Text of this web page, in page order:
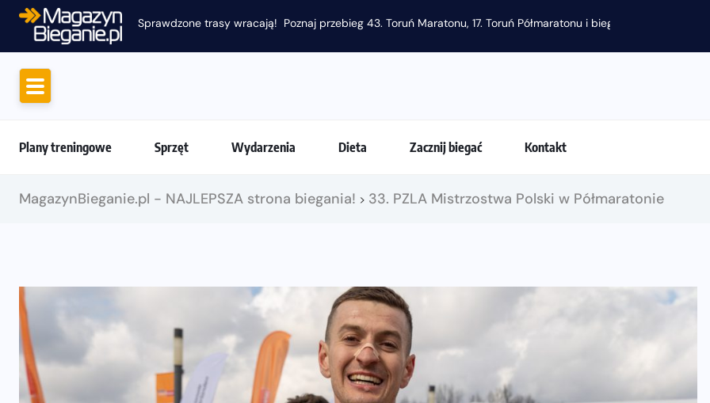
Plany treningowe Sprzęt Wydarzenia Dieta Zacznij biegać Kontakt
MagazynBieganie.pl - NAJLEPSZA strona biegania! > 33. PZLA Mistrzostwa Polski w Półmaratonie